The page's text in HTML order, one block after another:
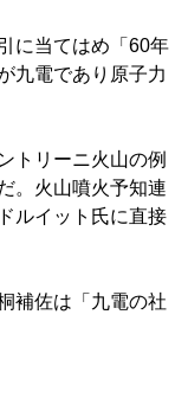
に当てはめ「60年
九電であり原子力
トリーニ火山の例
。火山噴火予知連
ルイット氏に直接
補佐は「九電の社